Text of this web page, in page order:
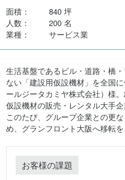
面積：
840 坪
人数：
200 名
業種：
サービス業
生活基盤であるビル・道路・橋
ない「建設用仮設機材」を全国
ールジータカミヤ株式会社）様
仮設機材の販売・レンタル大手企
このたび、グループ企業との更
め、グランフロント大阪へ移転を
お客様の課題